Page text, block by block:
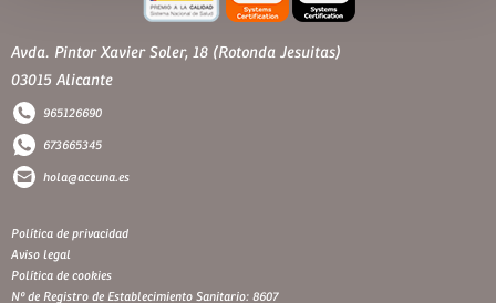
Avda. Pintor Xavier Soler, 18 (Rotonda Jesuitas)
03015 Alicante
965126690
673665345
hola@accuna.es
Política de privacidad
Aviso legal
Política de cookies
Nº de Registro de Establecimiento Sanitario: 8607